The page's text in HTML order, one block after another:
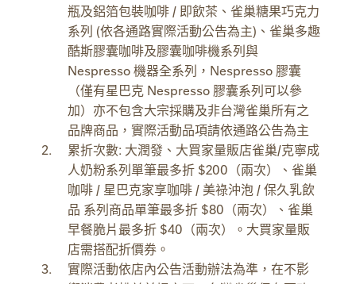
瓶及鋁箔包裝咖啡 / 即飲茶、雀巢糖果巧克力
系列 (依各通路實際活動公告為主)、雀巢多趣
酷斯膠囊咖啡及膠囊咖啡機系列與
Nespresso 機器全系列，Nespresso 膠囊
（僅有星巴克 Nespresso 膠囊系列可以參
加）亦不包含大宗採購及非台灣雀巢所有之
品牌商品，實際活動品項請依通路公告為主
累折次數: 大潤發、大買家量販店雀巢/克寧成
人奶粉系列單筆最多折 $200（兩次）、雀巢
咖啡 / 星巴克家享咖啡 / 美祿沖泡 / 保久乳飲
品 系列商品單筆最多折 $80（兩次）、雀巢
早餐脆片最多折 $40（兩次）。大買家量販
店需搭配折價券。
實際活動依店內公告活動辦法為準，在不影